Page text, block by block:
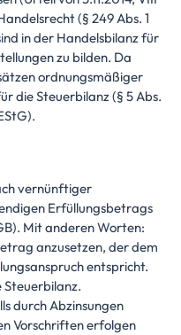
(§ 249 Abs. 1
in der Handelsbilanz für
zu bilden. Da
ordnungsmäßiger
die Steuerbilanz (§ 5 Abs.
vernünftiger
Erfüllungsbetrags
Mit anderen Worten:
anzusetzen, der dem
entspricht.
Steuerbilanz.
durch Abzinsungen
Vorschriften erfolgen